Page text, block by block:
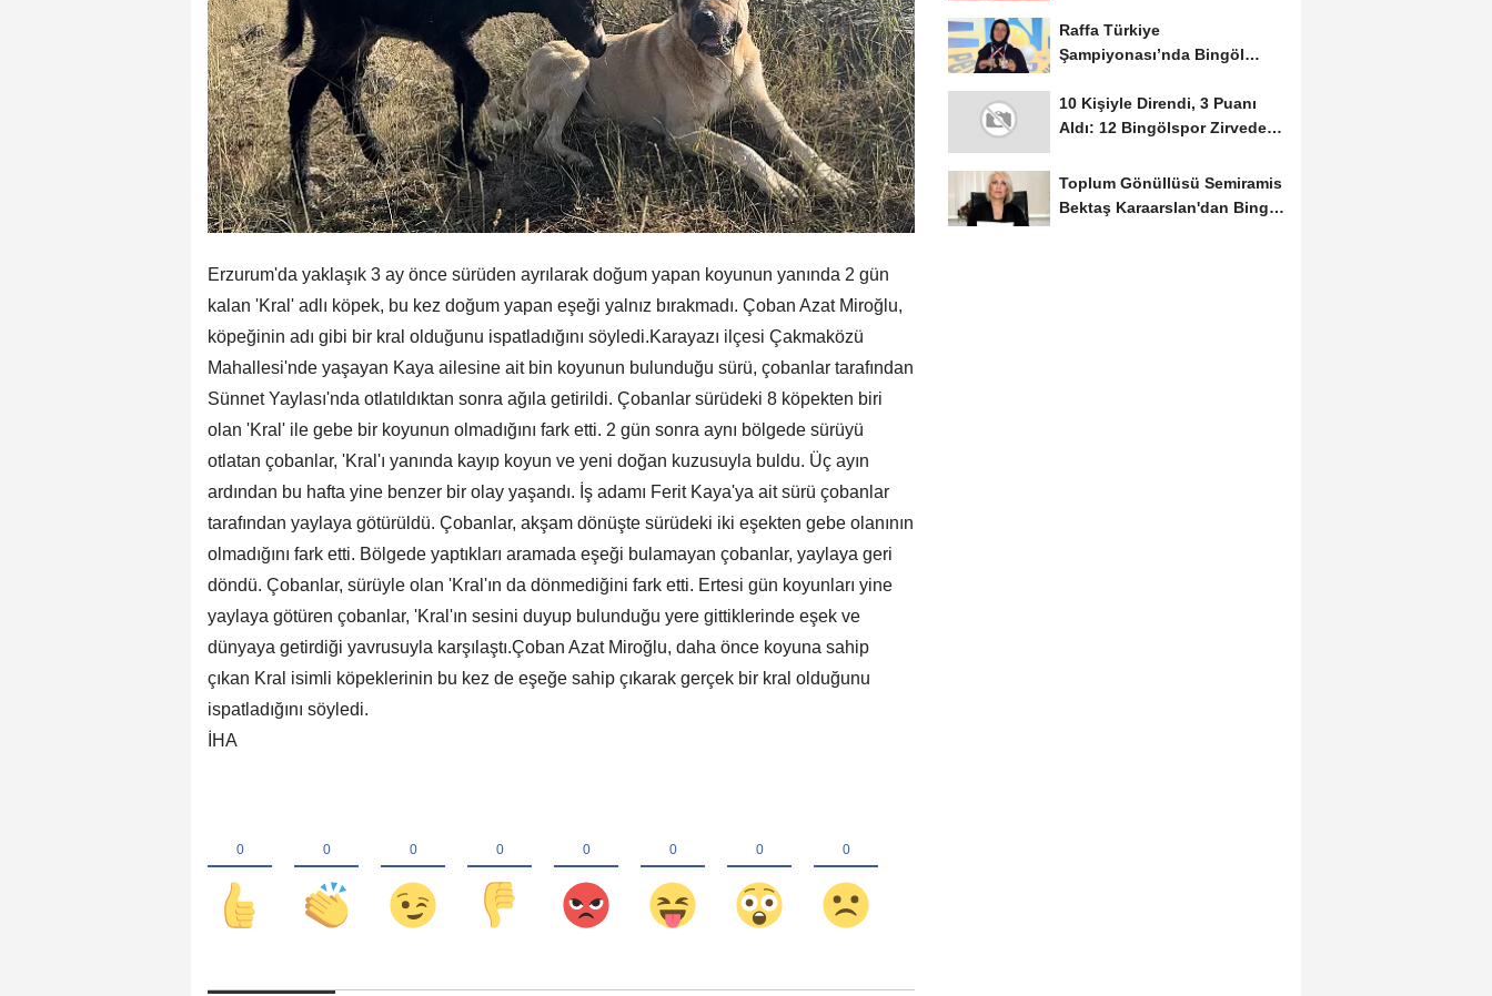
Erzurum'da yaklaşık 3 ay önce sürüden ayrılarak doğum yapan koyunun yanında 2 gün
kalan 'Kral' adlı köpek, bu kez doğum yapan eşeği yalnız bırakmadı. Çoban Azat Miroğlu,
köpeğinin adı gibi bir kral olduğunu ispatladığını söyledi.Karayazı ilçesi Çakmaközü
Mahallesi'nde yaşayan Kaya ailesine ait bin koyunun bulunduğu sürü, çobanlar tarafından
Sünnet Yaylası'nda otlatıldıktan sonra ağıla getirildi. Çobanlar sürüdeki 8 köpekten biri
olan 'Kral' ile gebe bir koyunun olmadığını fark etti. 2 gün sonra aynı bölgede sürüyü
otlatan çobanlar, 'Kral'ı yanında kayıp koyun ve yeni doğan kuzusuyla buldu. Üç ayın
ardından bu hafta yine benzer bir olay yaşandı. İş adamı Ferit Kaya'ya ait sürü çobanlar
tarafından yaylaya götürüldü. Çobanlar, akşam dönüşte sürüdeki iki eşekten gebe olanının
olmadığını fark etti. Bölgede yaptıkları aramada eşeği bulamayan çobanlar, yaylaya geri
döndü. Çobanlar, sürüyle olan 'Kral'ın da dönmediğini fark etti. Ertesi gün koyunları yine
yaylaya götüren çobanlar, 'Kral'ın sesini duyup bulunduğu yere gittiklerinde eşek ve
dünyaya getirdiği yavrusuyla karşılaştı.Çoban Azat Miroğlu, daha önce koyuna sahip
çıkan Kral isimli köpeklerinin bu kez de eşeğe sahip çıkarak gerçek bir kral olduğunu
ispatladığını söyledi.
İHA
Raffa Türkiye
Şampiyonası’nda Bingöl
10 Kişiyle Direndi, 3 Puanı
Aldı: 12 Bingölspor Zirvedeki
Toplum Gönüllüsü Semiramis
Bektaş Karaarslan'dan Bingöl